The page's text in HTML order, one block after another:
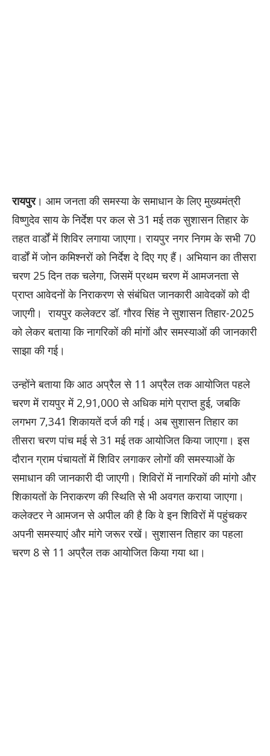
रायपुर। आम जनता की समस्या के समाधान के लिए मुख्यमंत्री
विष्णुदेव साय के निर्देश पर कल से 31 मई तक सुशासन तिहार के
तहत वार्डों में शिविर लगाया जाएगा। रायपुर नगर निगम के सभी 70
वार्डों में जोन कमिश्नरों को निर्देश दे दिए गए हैं। अभियान का तीसरा
चरण 25 दिन तक चलेगा, जिसमें प्रथम चरण में आमजनता से
प्राप्त आवेदनों के निराकरण से संबंधित जानकारी आवेदकों को दी
जाएगी। रायपुर कलेक्टर डॉ. गौरव सिंह ने सुशासन तिहार-2025
को लेकर बताया कि नागरिकों की मांगों और समस्याओं की जानकारी
साझा की गई।
उन्होंने बताया कि आठ अप्रैल से 11 अप्रैल तक आयोजित पहले
चरण में रायपुर में 2,91,000 से अधिक मांगे प्राप्त हुई, जबकि
लगभग 7,341 शिकायतें दर्ज की गई। अब सुशासन तिहार का
तीसरा चरण पांच मई से 31 मई तक आयोजित किया जाएगा। इस
दौरान ग्राम पंचायतों में शिविर लगाकर लोगों की समस्याओं के
समाधान की जानकारी दी जाएगी। शिविरों में नागरिकों की मांगो और
शिकायतों के निराकरण की स्थिति से भी अवगत कराया जाएगा।
कलेक्टर ने आमजन से अपील की है कि वे इन शिविरों में पहुंचकर
अपनी समस्याएं और मांगे जरूर रखें। सुशासन तिहार का पहला
चरण 8 से 11 अप्रैल तक आयोजित किया गया था।